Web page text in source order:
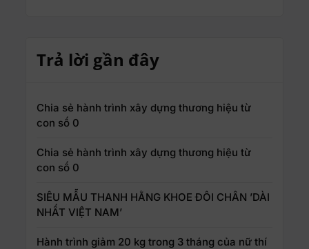
Trả lời gần đây
Chia sẻ hành trình xây dựng thương hiệu từ
con số 0
Chia sẻ hành trình xây dựng thương hiệu từ
con số 0
SIÊU MẪU THANH HẰNG KHOE ĐÔI CHÂN ’DÀI
NHẤT VIỆT NAM’
Hành trình giảm 20 kg trong 3 tháng của nữ thí